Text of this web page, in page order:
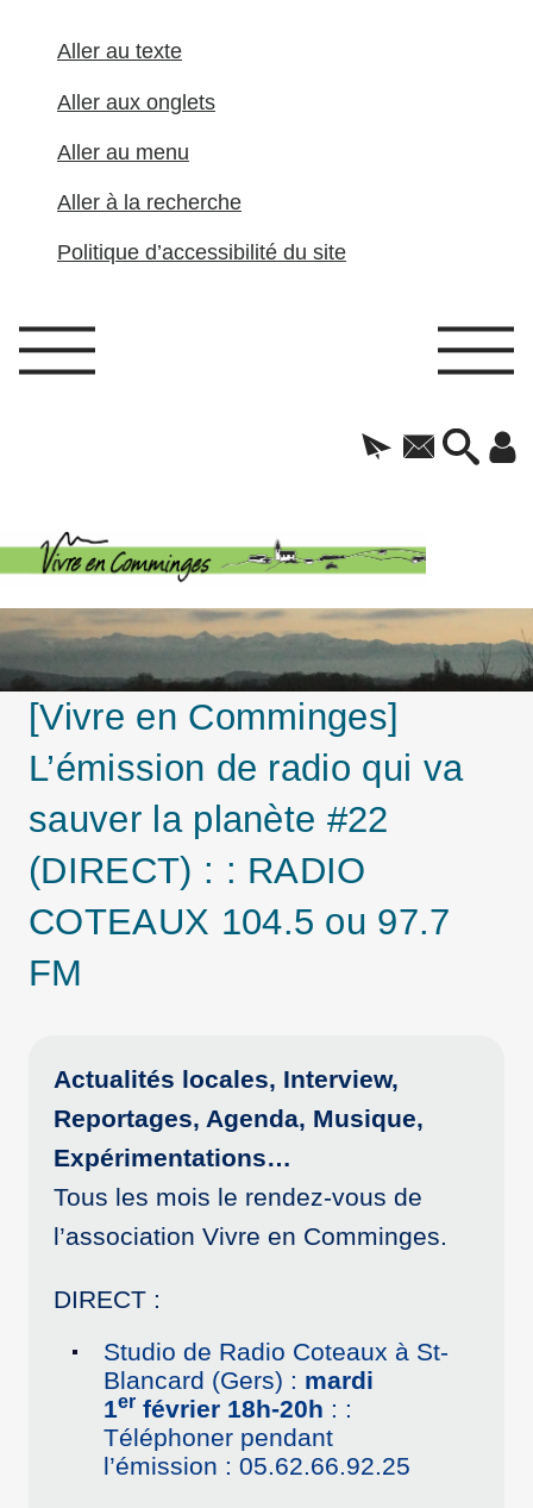
Aller au texte
Aller aux onglets
Aller au menu
Aller à la recherche
Politique d’accessibilité du site
[Vivre en Comminges]
L’émission de radio qui va
sauver la planète #22
(DIRECT) : : RADIO
COTEAUX 104.5 ou 97.7
FM
Actualités locales, Interview,
Reportages, Agenda, Musique,
Expérimentations…
Tous les mois le rendez-vous de
l’association Vivre en Comminges.
DIRECT :
Studio de Radio Coteaux à St-
Blancard (Gers) : mardi
1erfévrier 18h-20h : :
Téléphoner pendant
l’émission : 05.62.66.92.25